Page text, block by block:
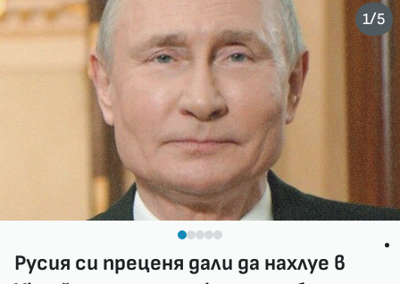
Русия си преценя дали да нахлуе в
1/5